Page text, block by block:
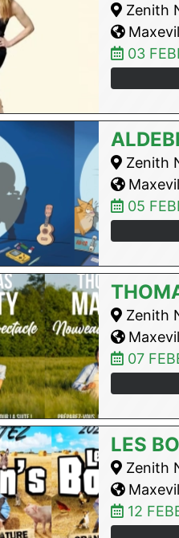
Zenith
03
Zenith
05
Zenith
07
LES
Zenith
12